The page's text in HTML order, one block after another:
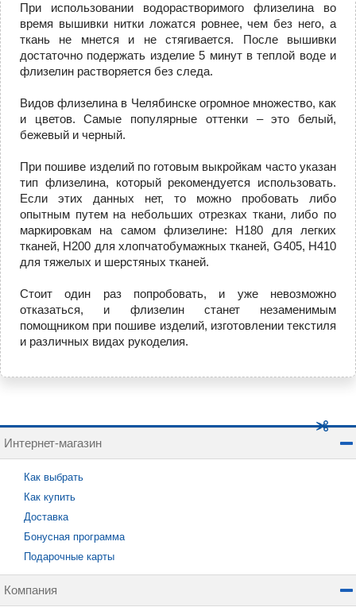
При использовании водорастворимого флизелина во
время вышивки нитки ложатся ровнее, чем без него, а
ткань не мнется и не стягивается. После вышивки
достаточно подержать изделие 5 минут в теплой воде и
флизелин растворяется без следа.
Видов флизелина в Челябинске огромное множество, как
и цветов. Самые популярные оттенки – это белый,
бежевый и черный.
При пошиве изделий по готовым выкройкам часто указан
тип флизелина, который рекомендуется использовать.
Если этих данных нет, то можно пробовать либо
опытным путем на небольших отрезках ткани, либо по
маркировкам на самом флизелине: Н180 для легких
тканей, Н200 для хлопчатобумажных тканей, G405, Н410
для тяжелых и шерстяных тканей.
Стоит один раз попробовать, и уже невозможно
отказаться, и флизелин станет незаменимым
помощником при пошиве изделий, изготовлении текстиля
и различных видах рукоделия.
Интернет-магазин
Как выбрать
Как купить
Доставка
Бонусная программа
Подарочные карты
Компания